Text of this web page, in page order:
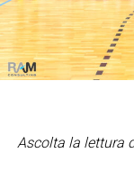
Ascolta la lettura